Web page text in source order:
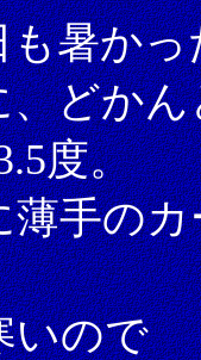
も暑かっ
、どか
度。
薄手の
いので